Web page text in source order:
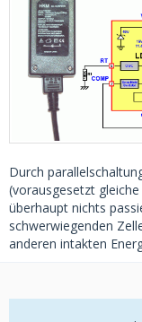
Durch
(vorausgesetzt
überhaupt nichts
schwerwiegenden
anderen intakten